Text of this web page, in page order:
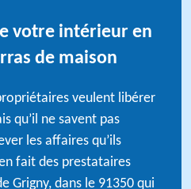
votre intérieur en
de maison
veulent libérer
qu’il ne savent pas
les affaires qu’ils
fait des prestataires
Grigny, dans le 91350 qui